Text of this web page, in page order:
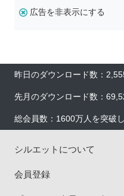
広告を非表示にする
昨日のダウンロード数：
先月のダウンロード数：
総会員数：1600万人を突破
シルエットについて
会員登録